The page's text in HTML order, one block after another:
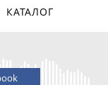
КАТАЛОГ